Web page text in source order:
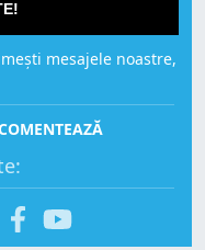
mesajele noastre,